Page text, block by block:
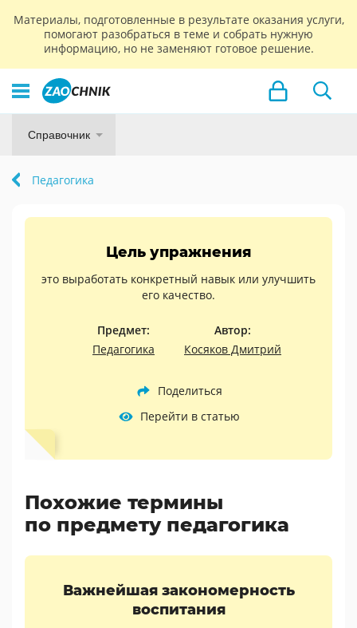
Материалы, подготовленные в результате оказания услуги,
помогают разобраться в теме и собрать нужную
информацию, но не заменяют готовое решение.
Справочник
Педагогика
Цель упражнения
это выработать конкретный навык или улучшить
его качество.
Предмет:
Педагогика
Автор:
Косяков Дмитрий
Поделиться
Перейти в статью
Похожие термины
по предмету педагогика
Важнейшая закономерность
воспитания